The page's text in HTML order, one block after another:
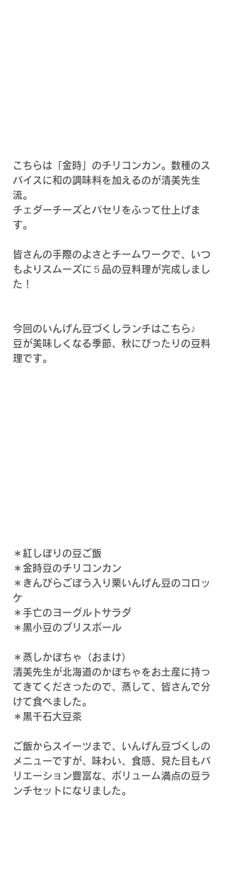
こちらは「金時」のチリコンカン。数種のス
パイスに和の調味料を加えるのが清美先生
流。
チェダーチーズとパセリをふって仕上げま
す。
皆さんの手際のよさとチームワークで、いつ
もよりスムーズに５品の豆料理が完成しまし
た！
今回のいんげん豆づくしランチはこちら♪
豆が美味しくなる季節、秋にぴったりの豆料
理です。
＊紅しぼりの豆ご飯
＊金時豆のチリコンカン
＊きんぴらごぼう入り栗いんげん豆のコロッ
ケ
＊手亡のヨーグルトサラダ
＊黒小豆のブリスボール
＊蒸しかぼちゃ（おまけ）
清美先生が北海道のかぼちゃをお土産に持っ
てきてくださったので、蒸して、皆さんで分
けて食べました。
＊黒千石大豆茶
ご飯からスイーツまで、いんげん豆づくしの
メニューですが、味わい、食感、見た目もバ
リエーション豊富な、ボリューム満点の豆ラ
ンチセットになりました。